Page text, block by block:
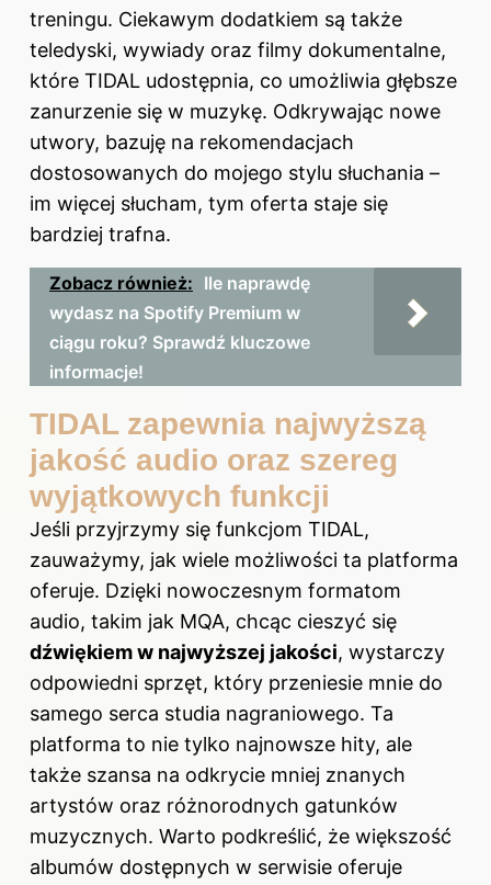
treningu. Ciekawym dodatkiem są także
teledyski, wywiady oraz filmy dokumentalne,
które TIDAL udostępnia, co umożliwia głębsze
zanurzenie się w muzykę. Odkrywając nowe
utwory, bazuję na rekomendacjach
dostosowanych do mojego stylu słuchania –
im więcej słucham, tym oferta staje się
bardziej trafna.
Zobacz również: Ile naprawdę
wydasz na Spotify Premium w
ciągu roku? Sprawdź kluczowe
informacje!
TIDAL zapewnia najwyższą
jakość audio oraz szereg
wyjątkowych funkcji
Jeśli przyjrzymy się funkcjom TIDAL,
zauważymy, jak wiele możliwości ta platforma
oferuje. Dzięki nowoczesnym formatom
audio, takim jak MQA, chcąc cieszyć się
dźwiękiem w najwyższej jakości, wystarczy
odpowiedni sprzęt, który przeniesie mnie do
samego serca studia nagraniowego. Ta
platforma to nie tylko najnowsze hity, ale
także szansa na odkrycie mniej znanych
artystów oraz różnorodnych gatunków
muzycznych. Warto podkreślić, że większość
albumów dostępnych w serwisie oferuje